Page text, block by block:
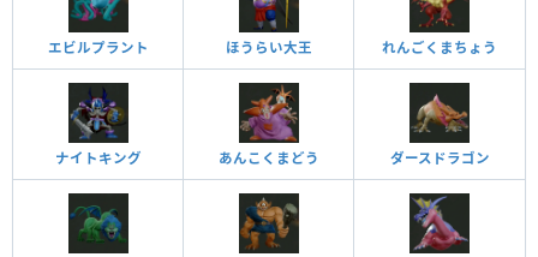
エビルプラント ほうらい大王 れんごくまちょう
ナイトキング あんこくまどう ダースドラゴン